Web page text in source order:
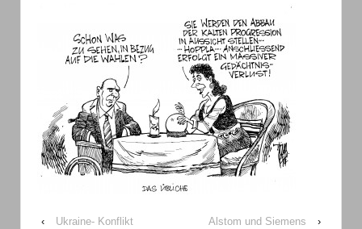
‹ Ukraine- Konflikt Alstom und Siemens ›